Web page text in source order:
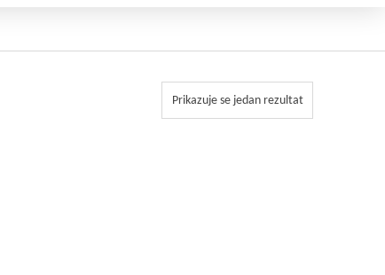
MREŽNI LAN KABELIPrikazuje se jedan rezultat